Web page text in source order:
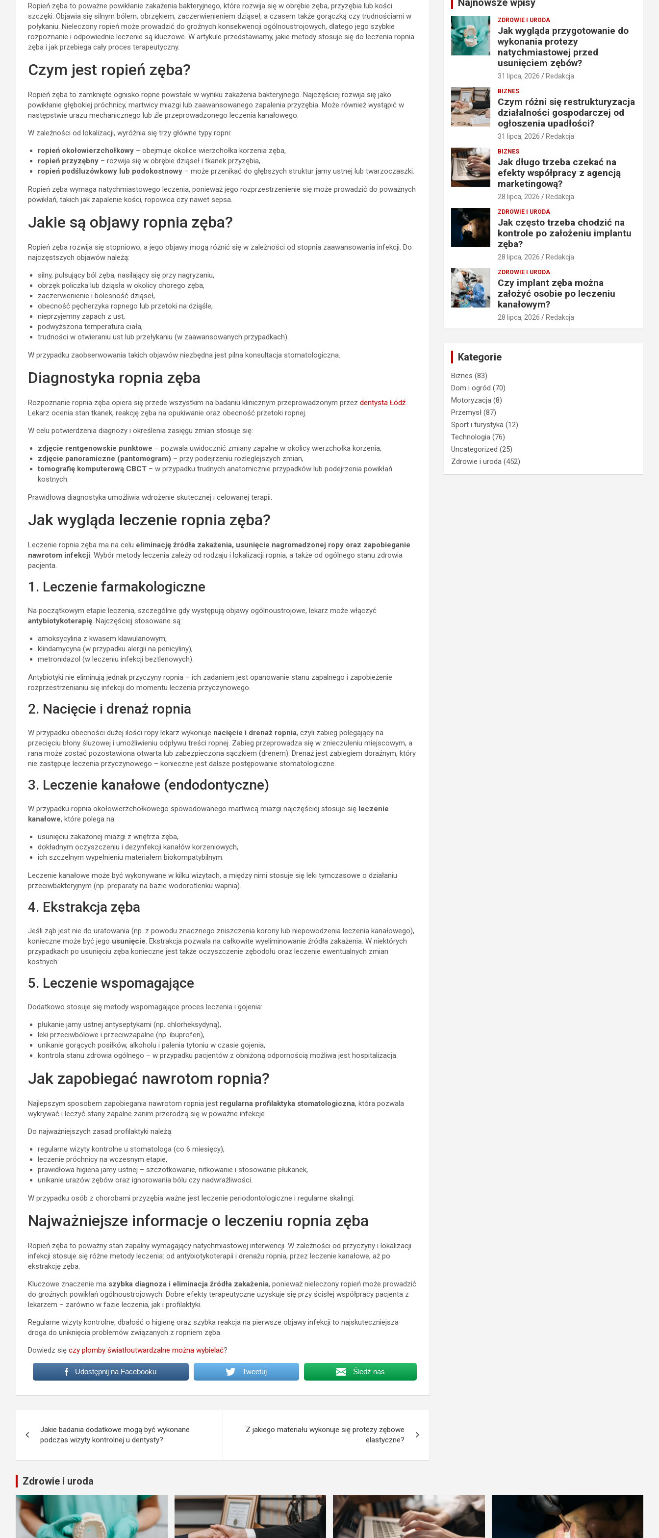
Ropień zęba to poważne powikłanie zakażenia bakteryjnego, które rozwija się w obrębie zęba, przyzębia lub kości
szczęki. Objawia się silnym bólem, obrzękiem, zaczerwienieniem dziąseł, a czasem także gorączką czy trudnościami w
połykaniu. Nieleczony ropień może prowadzić do groźnych konsekwencji ogólnoustrojowych, dlatego jego szybkie
rozpoznanie i odpowiednie leczenie są kluczowe. W artykule przedstawiamy, jakie metody stosuje się do leczenia ropnia
zęba i jak przebiega cały proces terapeutyczny.
Czym jest ropień zęba?
Ropień zęba to zamknięte ognisko ropne powstałe w wyniku zakażenia bakteryjnego. Najczęściej rozwija się jako
powikłanie głębokiej próchnicy, martwicy miazgi lub zaawansowanego zapalenia przyzębia. Może również wystąpić w
następstwie urazu mechanicznego lub źle przeprowadzonego leczenia kanałowego.
W zależności od lokalizacji, wyróżnia się trzy główne typy ropni:
ropień okołowierzchołkowy – obejmuje okolice wierzchołka korzenia zęba,
ropień przyzębny – rozwija się w obrębie dziąseł i tkanek przyzębia,
ropień podśluzówkowy lub podokostnowy – może przenikać do głębszych struktur jamy ustnej lub twarzoczaszki.
Ropień zęba wymaga natychmiastowego leczenia, ponieważ jego rozprzestrzenienie się może prowadzić do poważnych
powikłań, takich jak zapalenie kości, ropowica czy nawet sepsa.
Jakie są objawy ropnia zęba?
Ropień zęba rozwija się stopniowo, a jego objawy mogą różnić się w zależności od stopnia zaawansowania infekcji. Do
najczęstszych objawów należą:
silny, pulsujący ból zęba, nasilający się przy nagryzaniu,
obrzęk policzka lub dziąsła w okolicy chorego zęba,
zaczerwienienie i bolesność dziąseł,
obecność pęcherzyka ropnego lub przetoki na dziąśle,
nieprzyjemny zapach z ust,
podwyższona temperatura ciała,
trudności w otwieraniu ust lub przełykaniu (w zaawansowanych przypadkach).
W przypadku zaobserwowania takich objawów niezbędna jest pilna konsultacja stomatologiczna.
Diagnostyka ropnia zęba
Rozpoznanie ropnia zęba opiera się przede wszystkim na badaniu klinicznym przeprowadzonym przez dentysta Łódź.
Lekarz ocenia stan tkanek, reakcję zęba na opukiwanie oraz obecność przetoki ropnej.
W celu potwierdzenia diagnozy i określenia zasięgu zmian stosuje się:
zdjęcie rentgenowskie punktowe – pozwala uwidocznić zmiany zapalne w okolicy wierzchołka korzenia,
zdjęcie panoramiczne (pantomogram) – przy podejrzeniu rozleglejszych zmian,
tomografię komputerową CBCT – w przypadku trudnych anatomicznie przypadków lub podejrzenia powikłań
kostnych.
Prawidłowa diagnostyka umożliwia wdrożenie skutecznej i celowanej terapii.
Jak wygląda leczenie ropnia zęba?
Leczenie ropnia zęba ma na celu eliminację źródła zakażenia, usunięcie nagromadzonej ropy oraz zapobieganie
nawrotom infekcji. Wybór metody leczenia zależy od rodzaju i lokalizacji ropnia, a także od ogólnego stanu zdrowia
pacjenta.
1. Leczenie farmakologiczne
Na początkowym etapie leczenia, szczególnie gdy występują objawy ogólnoustrojowe, lekarz może włączyć
antybiotykoterapię. Najczęściej stosowane są:
amoksycylina z kwasem klawulanowym,
klindamycyna (w przypadku alergii na penicyliny),
metronidazol (w leczeniu infekcji beztlenowych).
Antybiotyki nie eliminują jednak przyczyny ropnia – ich zadaniem jest opanowanie stanu zapalnego i zapobieżenie
rozprzestrzenianiu się infekcji do momentu leczenia przyczynowego.
2. Nacięcie i drenaż ropnia
W przypadku obecności dużej ilości ropy lekarz wykonuje nacięcie i drenaż ropnia, czyli zabieg polegający na
przecięciu błony śluzowej i umożliwieniu odpływu treści ropnej. Zabieg przeprowadza się w znieczuleniu miejscowym, a
rana może zostać pozostawiona otwarta lub zabezpieczona sączkiem (drenem). Drenaż jest zabiegiem doraźnym, który
nie zastępuje leczenia przyczynowego – konieczne jest dalsze postępowanie stomatologiczne.
3. Leczenie kanałowe (endodontyczne)
W przypadku ropnia okołowierzchołkowego spowodowanego martwicą miazgi najczęściej stosuje się leczenie
kanałowe, które polega na:
usunięciu zakażonej miazgi z wnętrza zęba,
dokładnym oczyszczeniu i dezynfekcji kanałów korzeniowych,
ich szczelnym wypełnieniu materiałem biokompatybilnym.
Leczenie kanałowe może być wykonywane w kilku wizytach, a między nimi stosuje się leki tymczasowe o działaniu
przeciwbakteryjnym (np. preparaty na bazie wodorotlenku wapnia).
4. Ekstrakcja zęba
Jeśli ząb jest nie do uratowania (np. z powodu znacznego zniszczenia korony lub niepowodzenia leczenia kanałowego),
konieczne może być jego usunięcie. Ekstrakcja pozwala na całkowite wyeliminowanie źródła zakażenia. W niektórych
przypadkach po usunięciu zęba konieczne jest także oczyszczenie zębodołu oraz leczenie ewentualnych zmian
kostnych.
5. Leczenie wspomagające
Dodatkowo stosuje się metody wspomagające proces leczenia i gojenia:
płukanie jamy ustnej antyseptykami (np. chlorheksydyną),
leki przeciwbólowe i przeciwzapalne (np. ibuprofen),
unikanie gorących posiłków, alkoholu i palenia tytoniu w czasie gojenia,
kontrola stanu zdrowia ogólnego – w przypadku pacjentów z obniżoną odpornością możliwa jest hospitalizacja.
Jak zapobiegać nawrotom ropnia?
Najlepszym sposobem zapobiegania nawrotom ropnia jest regularna profilaktyka stomatologiczna, która pozwala
wykrywać i leczyć stany zapalne zanim przerodzą się w poważne infekcje.
Do najważniejszych zasad profilaktyki należą:
regularne wizyty kontrolne u stomatologa (co 6 miesięcy),
leczenie próchnicy na wczesnym etapie,
prawidłowa higiena jamy ustnej – szczotkowanie, nitkowanie i stosowanie płukanek,
unikanie urazów zębów oraz ignorowania bólu czy nadwrażliwości.
W przypadku osób z chorobami przyzębia ważne jest leczenie periodontologiczne i regularne skalingi.
Najważniejsze informacje o leczeniu ropnia zęba
Ropień zęba to poważny stan zapalny wymagający natychmiastowej interwencji. W zależności od przyczyny i lokalizacji
infekcji stosuje się różne metody leczenia: od antybiotykoterapii i drenażu ropnia, przez leczenie kanałowe, aż po
ekstrakcję zęba.
Kluczowe znaczenie ma szybka diagnoza i eliminacja źródła zakażenia, ponieważ nieleczony ropień może prowadzić
do groźnych powikłań ogólnoustrojowych. Dobre efekty terapeutyczne uzyskuje się przy ścisłej współpracy pacjenta z
lekarzem – zarówno w fazie leczenia, jak i profilaktyki.
Regularne wizyty kontrolne, dbałość o higienę oraz szybka reakcja na pierwsze objawy infekcji to najskuteczniejsza
droga do uniknięcia problemów związanych z ropniem zęba.
Dowiedz się czy plomby światłoutwardzalne można wybielać?
Udostępnij na Facebooku Tweetuj Śledź nas
wpisu
Jakie badania dodatkowe mogą być wykonane
podczas wizyty kontrolnej u dentysty?
Z jakiego materiału wykonuje się protezy zębowe
elastyczne?
Najnowsze wpisy
ZDROWIE I URODA
Jak wygląda przygotowanie do
wykonania protezy
natychmiastowej przed
usunięciem zębów?
31 lipca, 2026 Redakcja
BIZNES
Czym różni się restrukturyzacja
działalności gospodarczej od
ogłoszenia upadłości?
31 lipca, 2026 Redakcja
BIZNES
Jak długo trzeba czekać na
efekty współpracy z agencją
marketingową?
28 lipca, 2026 Redakcja
ZDROWIE I URODA
Jak często trzeba chodzić na
kontrole po założeniu implantu
zęba?
28 lipca, 2026 Redakcja
ZDROWIE I URODA
Czy implant zęba można
założyć osobie po leczeniu
kanałowym?
28 lipca, 2026 Redakcja
Kategorie
Biznes (83)
Dom i ogród (70)
Motoryzacja (8)
Przemysł (87)
Sport i turystyka (12)
Technologia (76)
Uncategorized (25)
Zdrowie i uroda (452)
Zdrowie i uroda